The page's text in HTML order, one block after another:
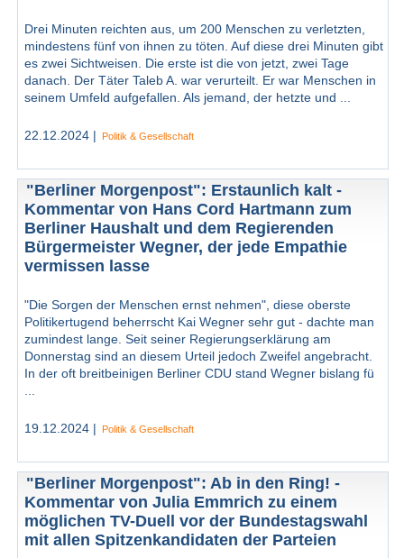
Drei Minuten reichten aus, um 200 Menschen zu verletzten,
mindestens fünf von ihnen zu töten. Auf diese drei Minuten gibt
es zwei Sichtweisen. Die erste ist die von jetzt, zwei Tage
danach. Der Täter Taleb A. war verurteilt. Er war Menschen in
seinem Umfeld aufgefallen. Als jemand, der hetzte und ...
22.12.2024 | Politik & Gesellschaft
"Berliner Morgenpost": Erstaunlich kalt -
Kommentar von Hans Cord Hartmann zum
Berliner Haushalt und dem Regierenden
Bürgermeister Wegner, der jede Empathie
vermissen lasse
"Die Sorgen der Menschen ernst nehmen", diese oberste
Politikertugend beherrscht Kai Wegner sehr gut - dachte man
zumindest lange. Seit seiner Regierungserklärung am
Donnerstag sind an diesem Urteil jedoch Zweifel angebracht.
In der oft breitbeinigen Berliner CDU stand Wegner bislang fü
19.12.2024 | Politik & Gesellschaft
"Berliner Morgenpost": Ab in den Ring! -
Kommentar von Julia Emmrich zu einem
möglichen TV-Duell vor der Bundestagswahl
mit allen Spitzenkandidaten der Parteien